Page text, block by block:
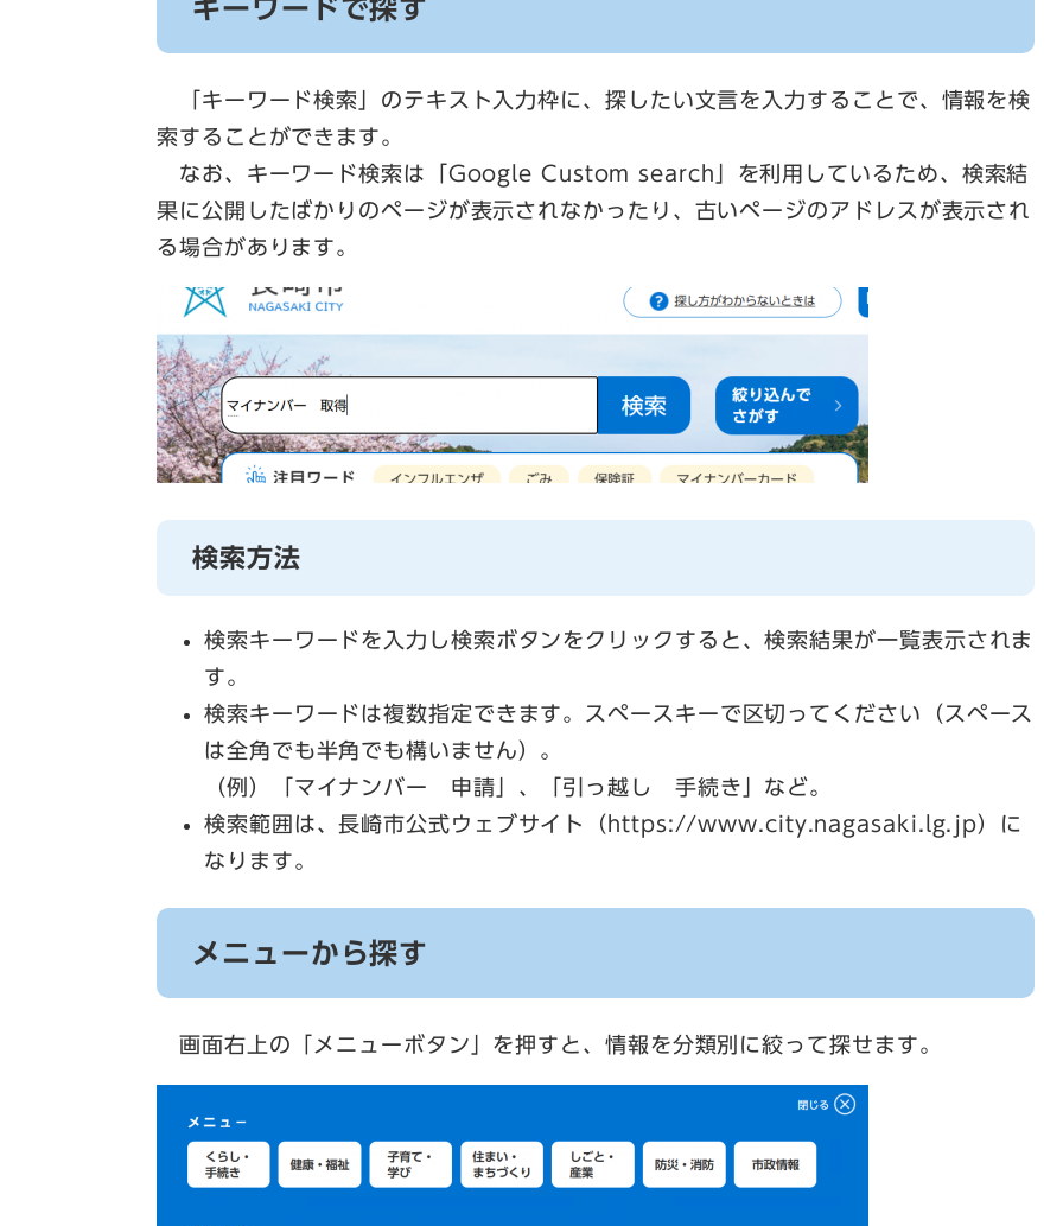
キーワードで探す
「キーワード検索」のテキスト入力枠に、探したい文言を入力することで、情報を検
索することができます。
なお、キーワード検索は「Google Custom search」を利用しているため、検索結
果に公開したばかりのページが表示されなかったり、古いページのアドレスが表示され
る場合があります。
検索方法
検索キーワードを入力し検索ボタンをクリックすると、検索結果が一覧表示されま
す。
検索キーワードは複数指定できます。スペースキーで区切ってください（スペース
は全角でも半角でも構いません）。
（例）「マイナンバー 申請」、「引っ越し 手続き」など。
検索範囲は、長崎市公式ウェブサイト（https://www.city.nagasaki.lg.jp）に
なります。
メニューから探す
画面右上の「メニューボタン」を押すと、情報を分類別に絞って探せます。